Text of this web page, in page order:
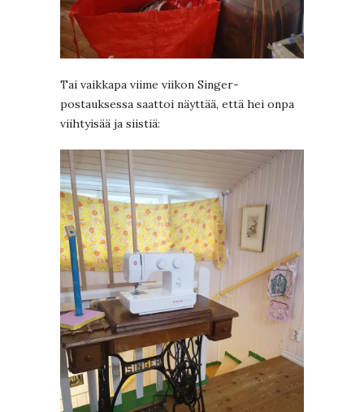
Tai vaikkapa viime viikon Singer-
postauksessa saattoi näyttää, että hei onpa
viihtyisää ja siistiä: